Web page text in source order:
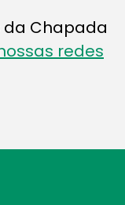
da Chapada
redes